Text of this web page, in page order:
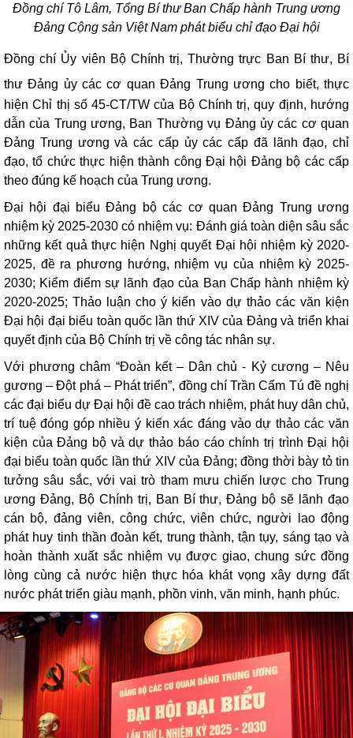
Đồng chí Tô Lâm, Tổng Bí thư Ban Chấp hành Trung ương
Đảng Cộng sản Việt Nam phát biểu chỉ đạo Đại hội
Đồngchí Ủy viên Bộ Chính trị, Thường trực Ban Bí thư, Bí
thư Đảng ủy các cơ quan Đảng Trung ươngcho biết,thực
hiện Chỉ thị số 45-CT/TW của Bộ Chính trị, quy định, hướng
dẫn của Trung ương, Ban Thường vụ Đảng ủy các cơ quan
Đảng Trung ương và các cấp ủy các cấp đã lãnh đạo, chỉ
đạo, tổ chức thực hiện thành công Đại hội Đảng bộ các cấp
theo đúng kế hoạch của Trung ương.
Đại hội đại biểu Đảng bộ các cơ quan Đảng Trung ương
nhiệm kỳ 2025-2030 có nhiệm vụ: Đánh giá toàn diện sâu sắc
những kết quả thực hiện Nghị quyết Đại hội nhiệm kỳ 2020-
2025, đề ra phương hướng, nhiệm vụ của nhiệm kỳ 2025-
2030; Kiểm điểm sự lãnh đạo của Ban Chấp hành nhiệm kỳ
2020-2025; Thảo luận cho ý kiến vào dự thảo các văn kiện
Đại hội đại biểu toàn quốc lần thứ XIV của Đảng và triển khai
quyết định của Bộ Chính trị về công tác nhân sự.
Với phương châm “Đoàn kết – Dân chủ - Kỷ cương – Nêu
gương – Đột phá – Phát triển”, đồng chí Trần Cẩm Tú đề nghị
các đại biểu dự Đại hội đề cao trách nhiệm, phát huy dân chủ,
trí tuệ đóng góp nhiều ý kiến xác đáng vào dự thảo các văn
kiện của Đảng bộ và dự thảo báo cáo chính trị trình Đại hội
đại biểu toàn quốc lần thứ XIV của Đảng; đồng thời bày tỏ tin
tưởng sâu sắc, với vai trò tham mưu chiến lược cho Trung
ương Đảng, Bộ Chính trị, Ban Bí thư, Đảng bộ sẽ lãnh đạo
cán bộ, đảng viên, công chức, viên chức, người lao động
phát huy tinh thần đoàn kết, trung thành, tận tụy, sáng tạo và
hoàn thành xuất sắc nhiệm vụ được giao, chung sức đồng
lòng cùng cả nước hiện thực hóa khát vọng xây dựng đất
nước phát triển giàu mạnh, phồn vinh, văn minh, hạnh phúc.